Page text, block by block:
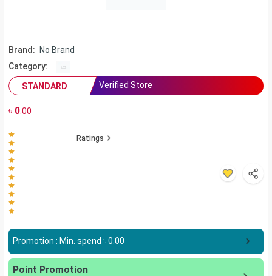
Brand:
No Brand
Category:
STANDARD
Verified Store
৳ 0.00
Ratings
Promotion : Min. spend ৳0.00
Point Promotion